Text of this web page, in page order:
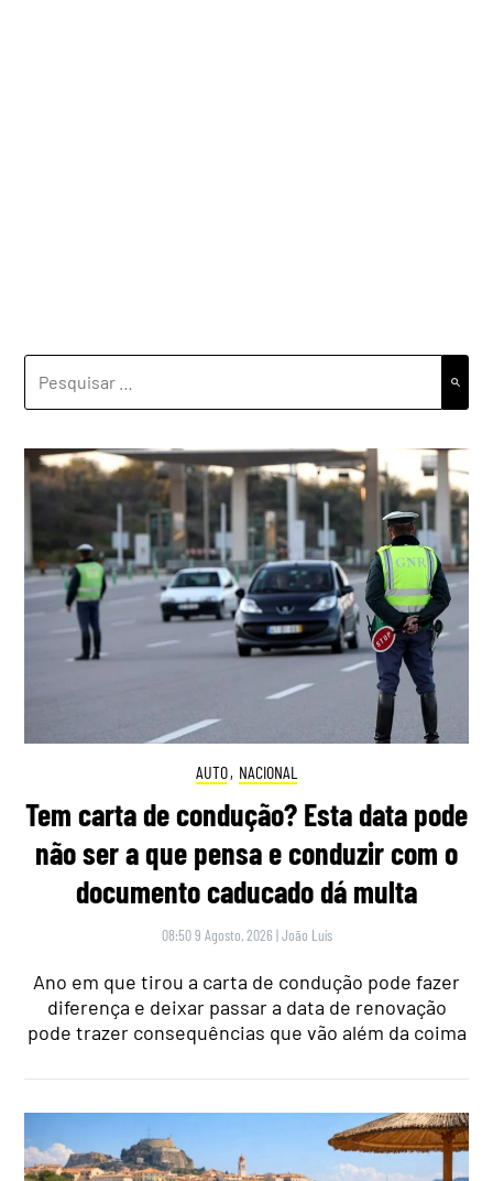
POR:
AUTO, NACIONAL
Tem carta de condução? Esta data pode
não ser a que pensa e conduzir com o
documento caducado dá multa
08:50 9 Agosto, 2026 |João Luís
Ano em que tirou a carta de condução pode fazer
diferença e deixar passar a data de renovação
pode trazer consequências que vão além da coima